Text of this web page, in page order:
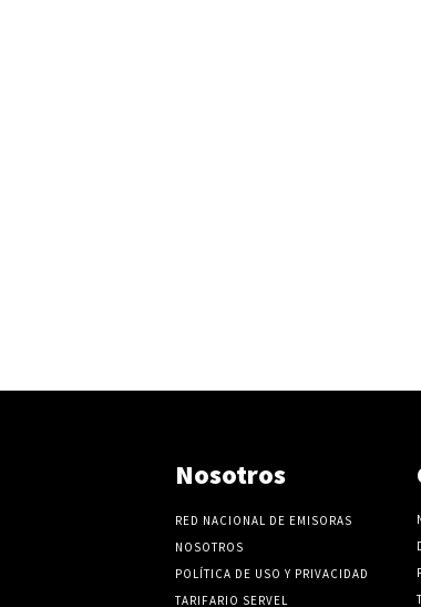
Nosotros
RED NACIONAL DE EMISORAS
NOSOTROS
POLÍTICA DE USO Y PRIVACIDAD
TARIFARIO SERVEL